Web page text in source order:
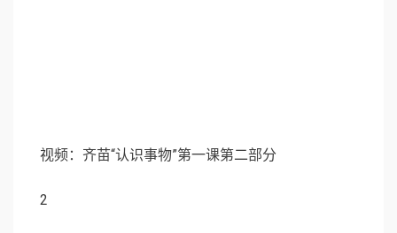
视频：齐苗“认识事物”第一课第二部分
2